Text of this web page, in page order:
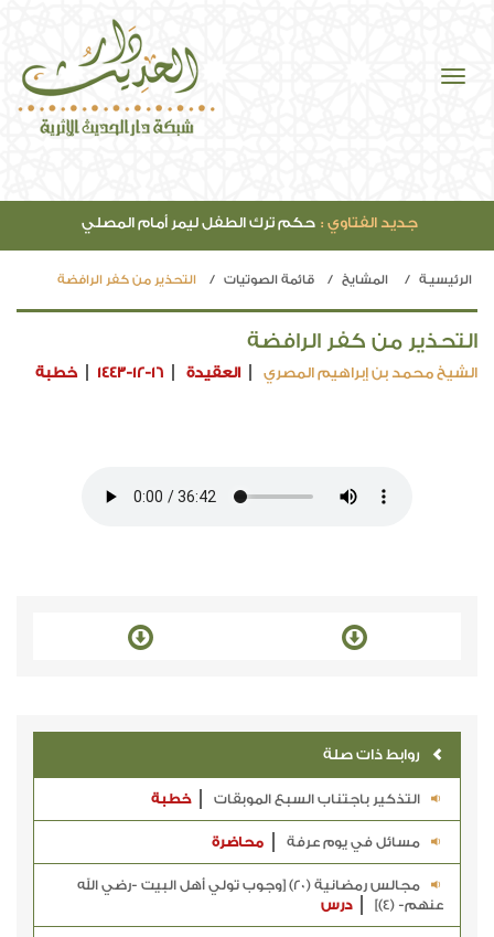
جديد الفتاوي : حكم ترك الطفل ليمر أمام المصلي
الرئيسيـة المشايخ قائمة الصوتيات التحذير من كفر الرافضة
التحذير من كفر الرافضة
الشيخ محمد بن إبراهيم المصري العقيدة 1443-12-16 خطبة
روابط ذات صلة
التذكير باجتناب السبع الموبقات خطبة
مسائل في يوم عرفة محاضرة
مجالس رمضانية (20) [وجوب تولي أهل البيت -رضي الله
عنهم- (4)]
درس